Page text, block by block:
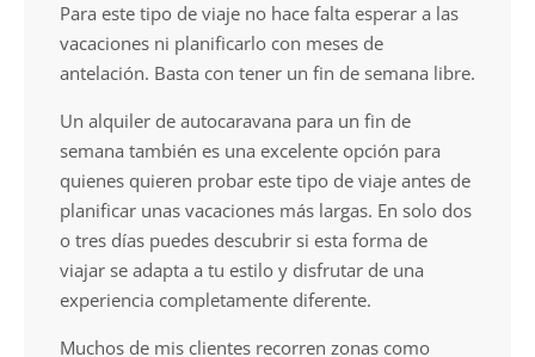
Para este tipo de viaje no hace falta esperar a las
vacaciones ni planificarlo con meses de
antelación. Basta con tener un fin de semana libre.
Un alquiler de autocaravana para un fin de
semana también es una excelente opción para
quienes quieren probar este tipo de viaje antes de
planificar unas vacaciones más largas. En solo dos
o tres días puedes descubrir si esta forma de
viajar se adapta a tu estilo y disfrutar de una
experiencia completamente diferente.
Muchos de mis clientes recorren zonas como